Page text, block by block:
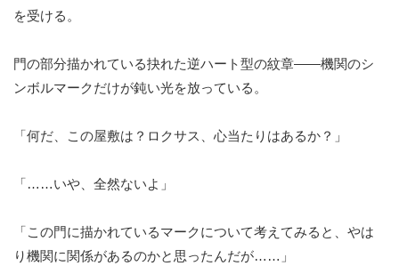
を受ける。
門の部分描かれている抉れた逆ハート型の紋章——機関のシ
ンボルマークだけが鈍い光を放っている。
「何だ、この屋敷は？ロクサス、心当たりはあるか？」
「……いや、全然ないよ」
「この門に描かれているマークについて考えてみると、やは
り機関に関係があるのかと思ったんだが……」